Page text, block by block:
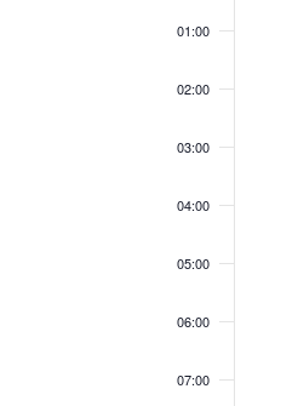
01:00
02:00
03:00
04:00
05:00
06:00
07:00